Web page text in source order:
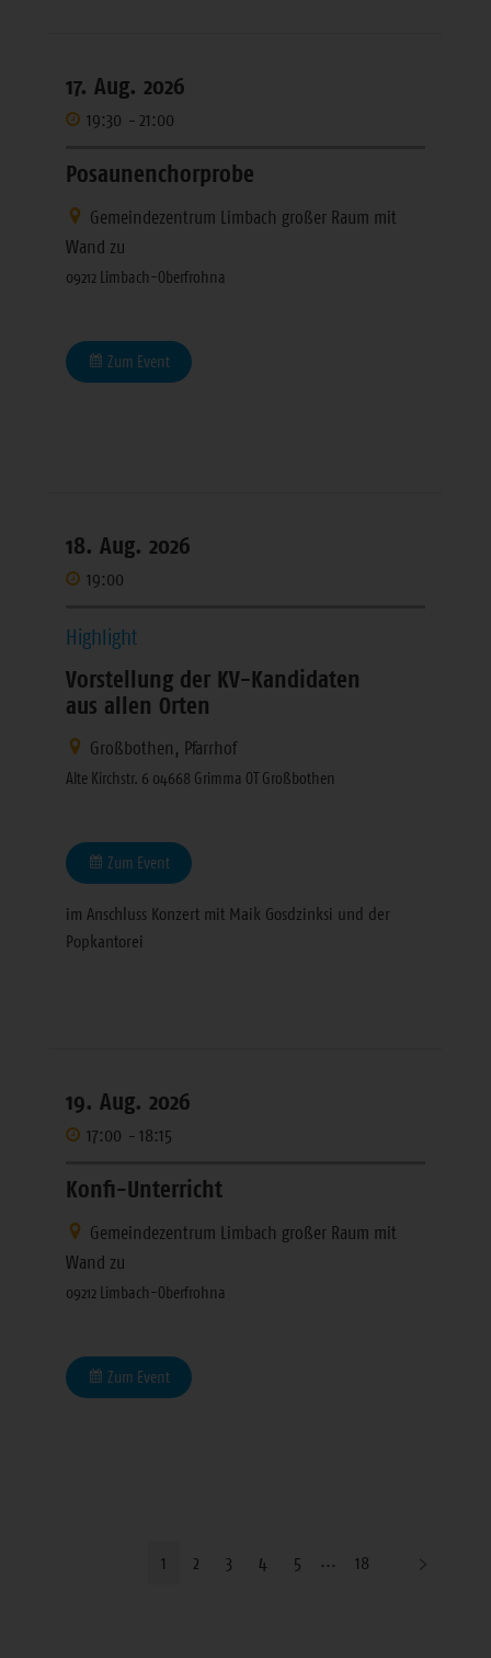
17. Aug. 2026
19:30 - 21:00
Posaunenchorprobe
Gemeindezentrum Limbach großer Raum mit
Wand zu
09212 Limbach-Oberfrohna
Zum Event
18. Aug. 2026
19:00
Highlight
Vorstellung der KV-Kandidaten
aus allen Orten
Großbothen, Pfarrhof
Alte Kirchstr. 6 04668 Grimma OT Großbothen
Zum Event
im Anschluss Konzert mit Maik Gosdzinksi und der
Popkantorei
19. Aug. 2026
17:00 -18:15
Konfi-Unterricht
Gemeindezentrum Limbach großer Raum mit
Wand zu
09212 Limbach-Oberfrohna
Zum Event
1 2 3 4 5 18